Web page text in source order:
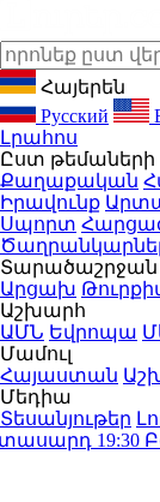
Հայերեն
Русский
Լրահոս
Ըստ թեմաների
Քաղաքական
Իրավունք
Սպորտ
Տարածաշրջան
Արցախ
Աշխարհ
ԱՄՆ Եվրոպա
Մամուլ
Հայաստան
Մեդիա
Տեսանյութեր
19:30